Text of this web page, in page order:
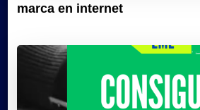
marca en internet